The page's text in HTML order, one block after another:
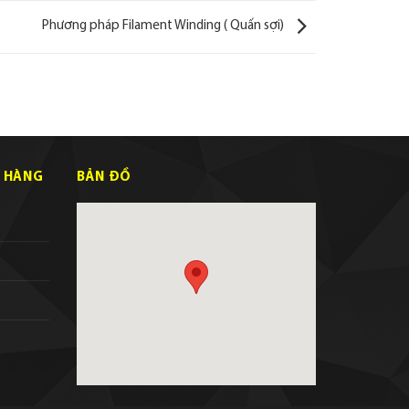
Phương pháp Filament Winding ( Quấn sợi)
BẢN ĐỒ